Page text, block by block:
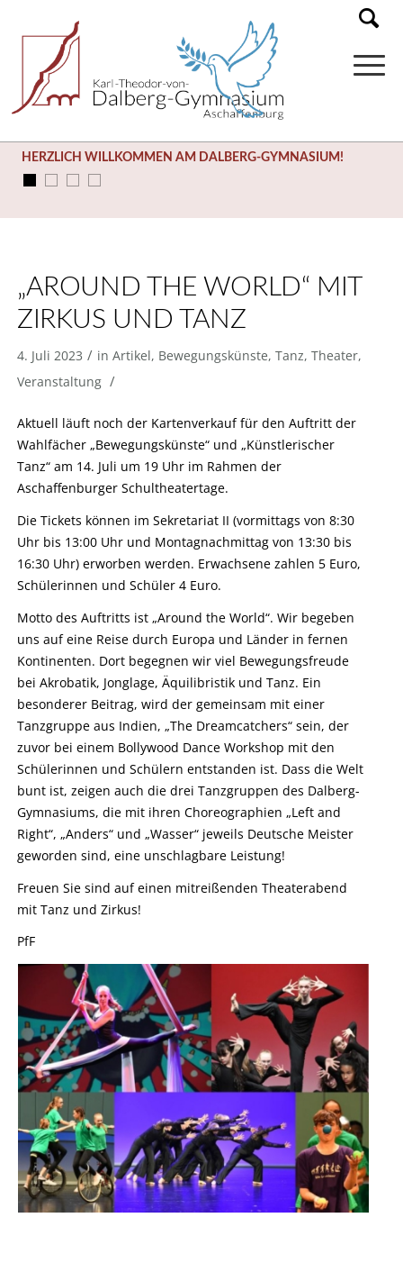
HERZLICH WILLKOMMEN AM DALBERG-GYMNASIUM!
„AROUND THE WORLD“ MIT
ZIRKUS UND TANZ
4. Juli 2023 / in Artikel, Bewegungskünste, Tanz, Theater,
Veranstaltung /
Aktuell läuft noch der Kartenverkauf für den Auftritt der
Wahlfächer „Bewegungskünste“ und „Künstlerischer
Tanz“ am 14. Juli um 19 Uhr im Rahmen der
Aschaffenburger Schultheatertage.
Die Tickets können im Sekretariat II (vormittags von 8:30
Uhr bis 13:00 Uhr und Montagnachmittag von 13:30 bis
16:30 Uhr) erworben werden. Erwachsene zahlen 5 Euro,
Schülerinnen und Schüler 4 Euro.
Motto des Auftritts ist „Around the World“. Wir begeben
uns auf eine Reise durch Europa und Länder in fernen
Kontinenten. Dort begegnen wir viel Bewegungsfreude
bei Akrobatik, Jonglage, Äquilibristik und Tanz. Ein
besonderer Beitrag, wird der gemeinsam mit einer
Tanzgruppe aus Indien, „The Dreamcatchers“ sein, der
zuvor bei einem Bollywood Dance Workshop mit den
Schülerinnen und Schülern entstanden ist. Dass die Welt
bunt ist, zeigen auch die drei Tanzgruppen des Dalberg-
Gymnasiums, die mit ihren Choreographien „Left and
Right“, „Anders“ und „Wasser“ jeweils Deutsche Meister
geworden sind, eine unschlagbare Leistung!
Freuen Sie sind auf einen mitreißenden Theaterabend
mit Tanz und Zirkus!
PfF